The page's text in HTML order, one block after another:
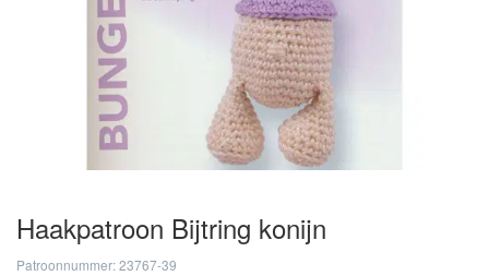
Haakpatroon Bijtring konijn
Patroonnummer: 23767-39